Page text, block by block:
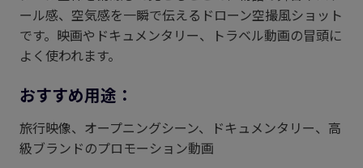
ール感、空気感を一瞬で伝えるドローン空撮風ショット
です。映画やドキュメンタリー、トラベル動画の冒頭に
よく使われます。
おすすめ用途：
旅行映像、オープニングシーン、ドキュメンタリー、高
級ブランドのプロモーション動画